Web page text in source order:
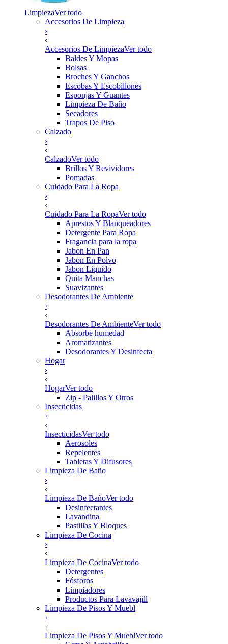
LimpiezaVer todo
Accesorios De Limpieza
›
‹
Accesorios De LimpiezaVer todo
Baldes Y Mopas
Bolsas
Broches Y Ganchos
Escobas Y Escobillones
Esponjas Y Guantes
Limpieza De Baño
Secadores
Trapos De Piso
Calzado
›
‹
CalzadoVer todo
Brillos Y Revividores
Pomadas
Cuidado Para La Ropa
›
‹
Cuidado Para La RopaVer todo
Aprestos Y Blanqueadores
Detergente Para Ropa
Fragancia para la ropa
Jabon En Pan
Jabon En Polvo
Jabon Liquido
Quita Manchas
Suavizantes
Desodorantes De Ambiente
›
‹
Desodorantes De AmbienteVer todo
Absorbe humedad
Aromatizantes
Desodorantes Y Desinfecta
Hogar
›
‹
HogarVer todo
Zip - Palillos Y Otros
Insecticidas
›
‹
InsecticidasVer todo
Aerosoles
Repelentes
Tabletas Y Difusores
Limpieza De Baño
›
‹
Limpieza De BañoVer todo
Desinfectantes
Lavandina
Pastillas Y Bloques
Limpieza De Cocina
›
‹
Limpieza De CocinaVer todo
Detergentes
Fósforos
Limpiadores
Productos Para Lavavajill
Limpieza De Pisos Y Muebl
›
‹
Limpieza De Pisos Y MueblVer todo